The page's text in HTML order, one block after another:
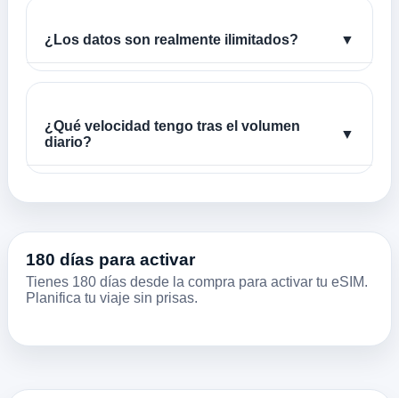
¿Los datos son realmente ilimitados? ▼
¿Qué velocidad tengo tras el volumen
diario?
▼
180 días para activar
Tienes 180 días desde la compra para activar tu eSIM.
Planifica tu viaje sin prisas.